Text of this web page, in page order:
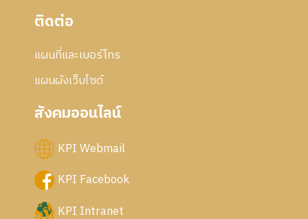
ติดต่อ
แผนที่และเบอร์โทร
แผนผังเว็บไซด์
สังคมออนไลน์
KPI Webmail
KPI Facebook
KPI Intranet